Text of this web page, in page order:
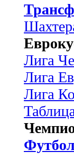
Лига
Лига
Лига